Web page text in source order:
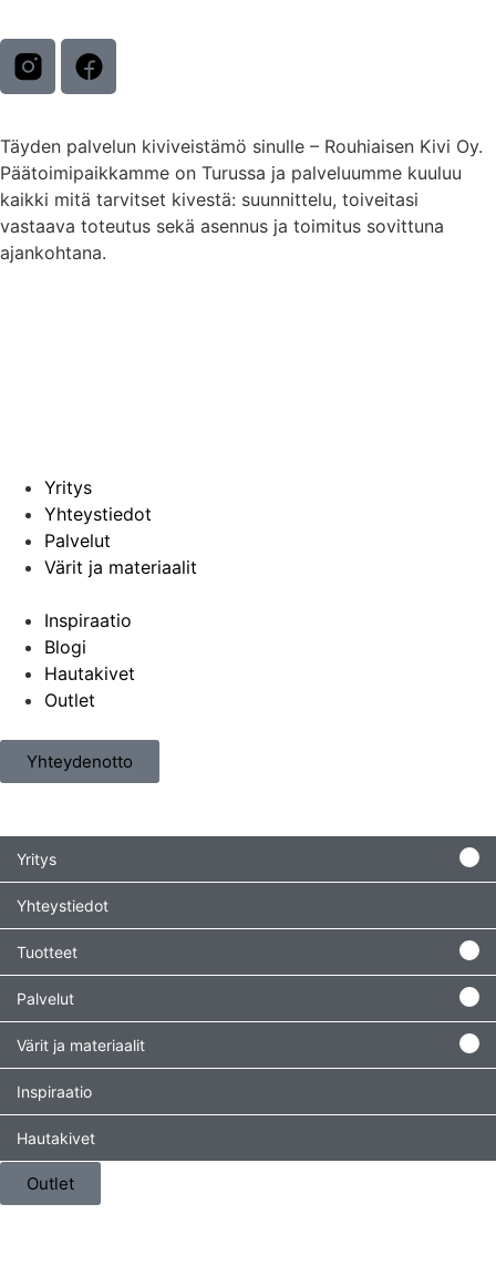
Täyden palvelun kiviveistämö sinulle – Rouhiaisen Kivi Oy.
Päätoimipaikkamme on Turussa ja palveluumme kuuluu
kaikki mitä tarvitset kivestä: suunnittelu, toiveitasi
vastaava toteutus sekä asennus ja toimitus sovittuna
ajankohtana.
Yritys
Yhteystiedot
Palvelut
Värit ja materiaalit
Inspiraatio
Blogi
Hautakivet
Outlet
Yhteydenotto
Yritys
Yhteystiedot
Tuotteet
Palvelut
Värit ja materiaalit
Inspiraatio
Hautakivet
Outlet